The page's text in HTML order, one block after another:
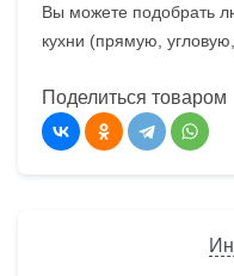
Вы можете подобрать
кухни (прямую,
Поделиться товаром